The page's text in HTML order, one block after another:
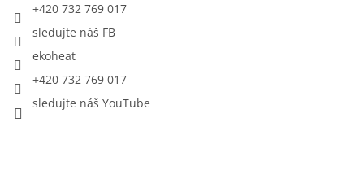
+420 732 769 017
sledujte náš FB
ekoheat
+420 732 769 017
sledujte náš YouTube